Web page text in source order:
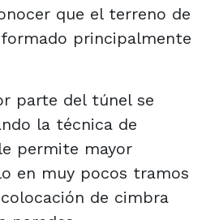
que el terreno de
principalmente
parte del túnel se
la técnica de
permite mayor
en muy pocos tramos
de cimbra